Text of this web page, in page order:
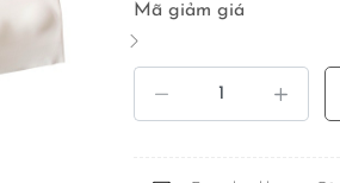
Mã giảm giá